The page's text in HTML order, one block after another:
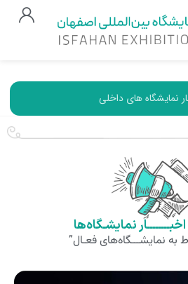
نمایشگاه های داخلی
نمایشـگاه‌ها
نمایشـــگاه‌های فعـال”